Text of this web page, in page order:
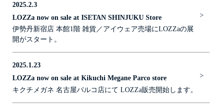
2025.2.3
LOZZa now on sale at ISETAN SHINJUKU Store
伊勢丹新宿店 本館1階 雑貨／アイウェア売場にLOZZaの展
開がスタート。
>
2025.1.23
LOZZa now on sale at Kikuchi Megane Parco store
キクチメガネ 名古屋パルコ店にて LOZZa販売開始します。
>